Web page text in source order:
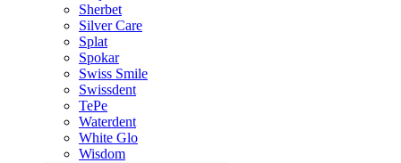
Sherbet
Silver Care
Splat
Spokar
Swiss Smile
Swissdent
TePe
Waterdent
White Glo
Wisdom